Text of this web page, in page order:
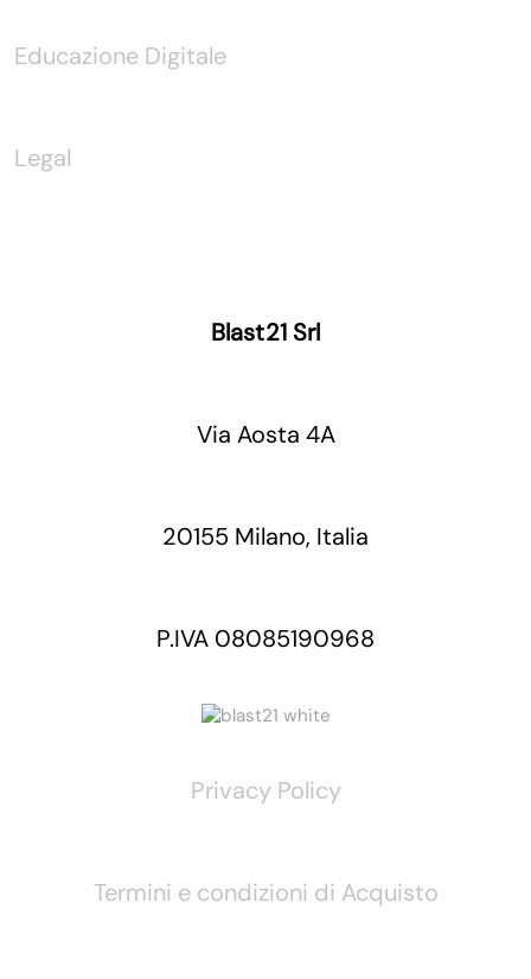
Educazione Digitale
Legal
Blast21 Srl
Via Aosta 4A
20155 Milano, Italia
P.IVA 08085190968
Privacy Policy
Termini e condizioni di Acquisto